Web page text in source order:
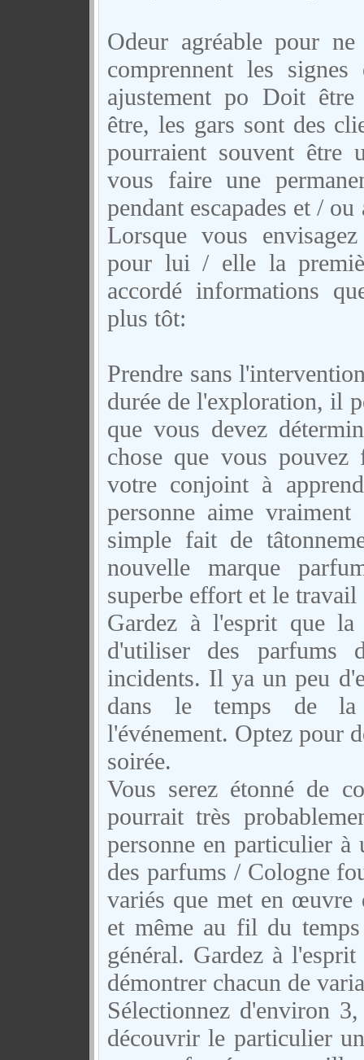
Odeur agréable pour
comprennent les
ajustement po Doit être
être, les gars sont des
pourraient souvent être
vous faire une
pendant escapades et /
Lorsque vous
pour lui / elle la
accordé informations
plus tôt:
Prendre sans
durée de l'exploration, il
que vous devez
chose que vous
votre conjoint à
personne aime
simple fait de
nouvelle marque
superbe effort et le travail
Gardez à l'esprit que
d'utiliser des parfums
incidents. Il ya un peu
dans le temps de la
l'événement. Optez pour
soirée.
Vous serez étonné de
pourrait très
personne en particulier
des parfums / Cologne
variés que met en œuvre
et même au fil du
général. Gardez à
démontrer chacun de
Sélectionnez d'environ
découvrir le particulier